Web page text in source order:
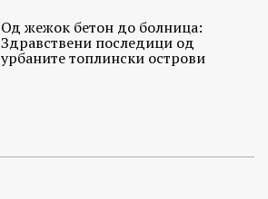
Од жежок бетон до болница:
Здравствени последици од
урбаните топлински острови